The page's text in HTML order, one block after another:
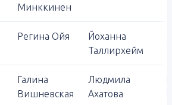
Минккинен
Регина Ойя
Йоханна
Таллирхейм
Галина
Вишневская
Людмила
Ахатова